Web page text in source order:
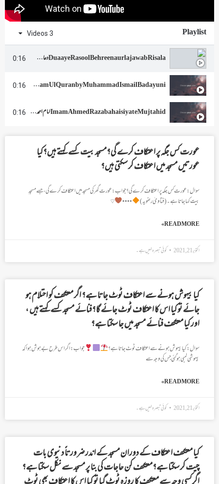
Playlist
3 Videos
Duaaye Rasool Behreen aur la jawab Risala دعائے رسول بہترین عاوں کا مجموعہ 0:16
Sunehri Feham Ul Quran by Muhammad Ismail Badayuni سنہری فہم القرآن مصفہ محمد اسماعیل بدایونی 0:16
Imam Ahmed Raza bahaisiyat e Mujtahid امام احمد رضا بحیثیت مجتہد مرتب علامہ غلام احمد رضا شریفی 0:16
عورت کس جگہ پر اعتکاف کرے گی؟مسجد بیت کسے کہتے ہیں؟کیا
عورتیں مسجد میں اعتکاف کر سکتی ہیں؟
سوال: عورت کس جگہ پر اعتکاف کرے گی؟ جواب: عورت گھر کی مسجد میں اعتکاف کرے گی ، جسے مسجدِ
بیت کہا جاتا ہے۔(فتاویٰ رضویہ)
••••
♡
READ MORE »
اکتوبر 21, 2021 کوئی تبصرہ نہیں ہے۔
کیا بیہوش ہونے سے اعتکاف ٹوٹ جاتا ہے؟ اگر معتکف کو احتلام ہو
جائے تو کیا اس کا اعتکاف ٹوٹ جائے گا؟فنائے مسجد کسے کہتے ہیں ،
اور کیا معتکف فنائے مسجد میں جا سکتا ہے؟
سوال: کیا بیہوش ہونے سے اعتکاف ٹوٹ جاتا ہے؟
جواب: اگر اس طرح بے ہوش ہوا کہ
بیہوشی لمبی ہو گئی جس کی وجہ سے
READ MORE »
اکتوبر 21, 2021 کوئی تبصرہ نہیں ہے۔
کیا معتکف اعتکاف کے دوران مسجد کے اندر ضرورتاً دنیوی بات
چیت کر سکتا ہے؟معتکف کن حاجات کی بنا پر مسجد سے نکل سکتا ہے؟